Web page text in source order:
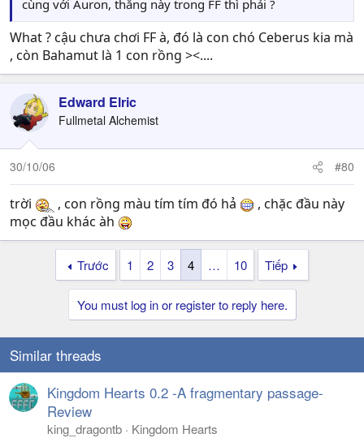
cùng với Auron, thằng này trong FF thì phải ?
What ? cậu chưa chơi FF à, đó là con chó Ceberus kia mà
, còn Bahamut là 1 con rồng ><....
Edward Elric
Fullmetal Alchemist
30/10/06 #80
trời , con rồng màu tím tím đó hả
, chặc đầu này
mọc đầu khác àh
Trước 1 2 3 4 … 10 Tiếp
You must log in or register to reply here.
Similar threads
Kingdom Hearts 0.2 -A fragmentary passage-
Review
king_dragontb
Kingdom Hearts